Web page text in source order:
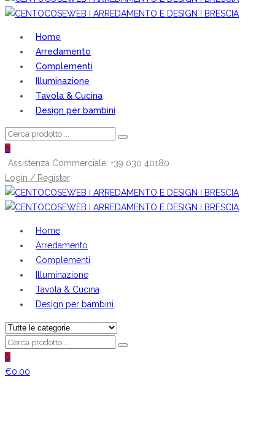
Home
Arredamento
Complementi
Illuminazione
Tavola & Cucina
Design per bambini
0
Assistenza Commerciale: +39 030 40180
Login / Register
Home
Arredamento
Complementi
Illuminazione
Tavola & Cucina
Design per bambini
0
€0.00